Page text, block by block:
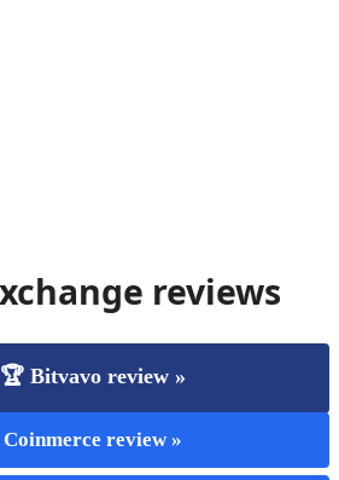
reviews
🏆 Bitvavo review »
Coinmerce review »